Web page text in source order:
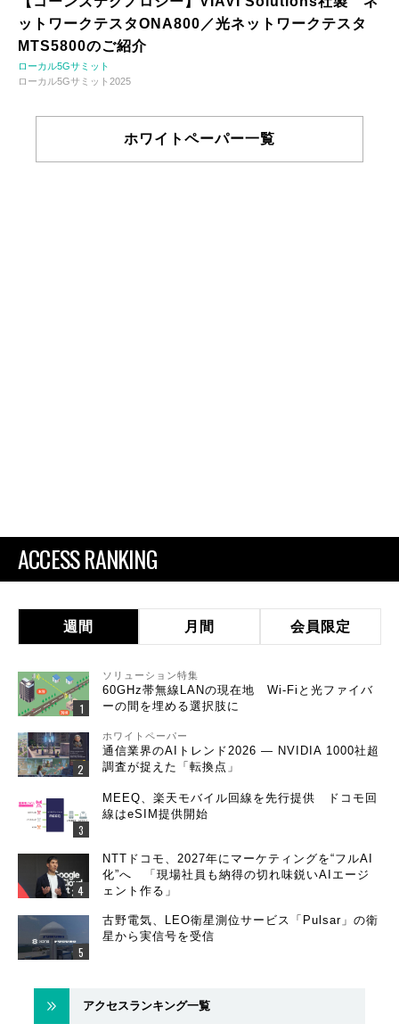
ットワークテスタONA800／光ネットワークテスタ
MTS5800のご紹介
ローカル5Gサミット
ローカル5Gサミット2025
ホワイトペーパー一覧
ACCESS RANKING
週間 月間 会員限定
ソリューション特集
60GHz帯無線LANの現在地 Wi-Fiと光ファイバ
ーの間を埋める選択肢に
ホワイトペーパー
通信業界のAIトレンド2026 ― NVIDIA 1000社超
調査が捉えた「転換点」
MEEQ、楽天モバイル回線を先行提供 ドコモ回
線はeSIM提供開始
NTTドコモ、2027年にマーケティングを“フルAI
化”へ 「現場社員も納得の切れ味鋭いAIエージ
ェント作る」
古野電気、LEO衛星測位サービス「Pulsar」の衛
星から実信号を受信
アクセスランキング一覧